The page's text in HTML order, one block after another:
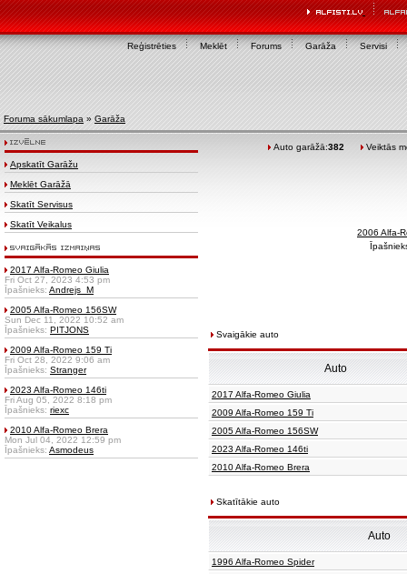
Reģistrēties Meklēt Forums Garāža Servisi
Foruma sākumlapa » Garāža
Apskatīt Garāžu
Meklēt Garāžā
Skatīt Servisus
Skatīt Veikalus
2017 Alfa-Romeo Giulia
Fri Oct 27, 2023 4:53 pm
Īpašnieks: Andrejs_M
2005 Alfa-Romeo 156SW
Sun Dec 11, 2022 10:52 am
Īpašnieks: PITJONS
2009 Alfa-Romeo 159 Ti
Fri Oct 28, 2022 9:06 am
Īpašnieks: Stranger
2023 Alfa-Romeo 146ti
Fri Aug 05, 2022 8:18 pm
Īpašnieks: riexc
2010 Alfa-Romeo Brera
Mon Jul 04, 2022 12:59 pm
Īpašnieks: Asmodeus
Auto garāžā:382 Veiktās
2006 Alfa-
Svaigākie auto
Auto
2017 Alfa-Romeo Giulia
2009 Alfa-Romeo 159 Ti
2005 Alfa-Romeo 156SW
2023 Alfa-Romeo 146ti
2010 Alfa-Romeo Brera
Skatītākie auto
Auto
1996 Alfa-Romeo Spider